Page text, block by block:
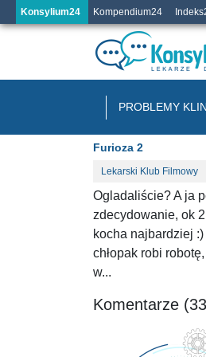
Konsylium24 Kompendium24
PROBLEMY
Furioza 2
Lekarski Klub Filmowy
Ogladaliście? A ja
zdecydowanie, ok
kocha najbardziej
chłopak robi
w...
Komentarze